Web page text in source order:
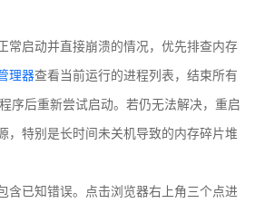
常启动并直接崩溃的情况，优先排查内存
理器查看当前运行的进程列表，结束所有
序后重新尝试启动。若仍无法解决，重启
，特别是长时间未关机导致的内存碎片堆
含已知错误。点击浏览器右上角三个点进